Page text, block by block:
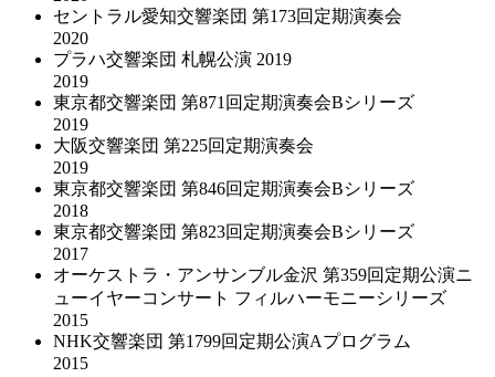
セントラル愛知交響楽団 第173回定期演奏会
2020
プラハ交響楽団 札幌公演 2019
2019
東京都交響楽団 第871回定期演奏会Bシリーズ
2019
大阪交響楽団 第225回定期演奏会
2019
東京都交響楽団 第846回定期演奏会Bシリーズ
2018
東京都交響楽団 第823回定期演奏会Bシリーズ
2017
オーケストラ・アンサンブル金沢 第359回定期公演ニ
ューイヤーコンサート フィルハーモニーシリーズ
2015
NHK交響楽団 第1799回定期公演Aプログラム
2015